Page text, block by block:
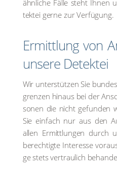
ähn­li­che Fäl­le steht Ihnen
tek­tei ger­ne zur Ver­fü­gung.
Ermitt­lung von
unse­re Detek­tei
Wir unter­stüt­zen Sie
gren­zen hin­aus bei der
so­nen die nicht gefun­den
Sie ein­fach nur aus den
allen Ermitt­lun­gen durch
berech­tig­te Inter­es­se
ge stets ver­trau­lich